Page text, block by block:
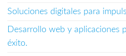
Soluciones digitales para
Desarrollo web y aplicaciones
éxito.